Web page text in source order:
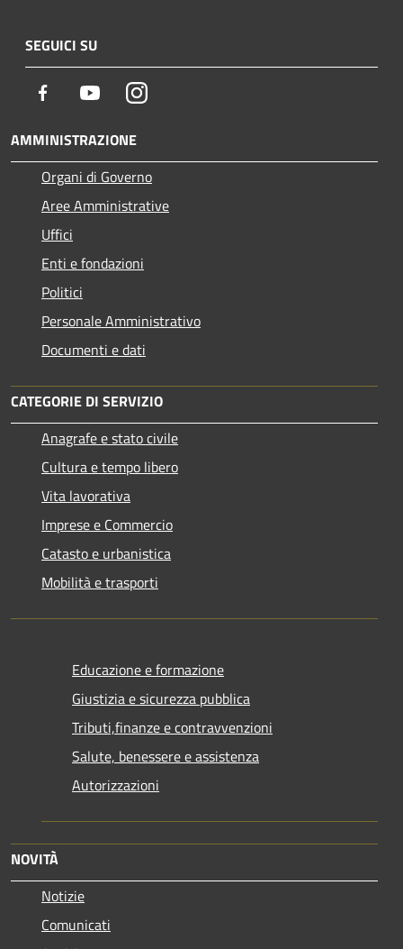
SEGUICI SU
Facebook YoutubeInstagram
AMMINISTRAZIONE
Organi di Governo
Aree Amministrative
Uffici
Enti e fondazioni
Politici
Personale Amministrativo
Documenti e dati
CATEGORIE DI SERVIZIO
Anagrafe e stato civile
Cultura e tempo libero
Vita lavorativa
Imprese e Commercio
Catasto e urbanistica
Mobilità e trasporti
Educazione e formazione
Giustizia e sicurezza pubblica
Tributi,finanze e contravvenzioni
Salute, benessere e assistenza
Autorizzazioni
NOVITÀ
Notizie
Comunicati